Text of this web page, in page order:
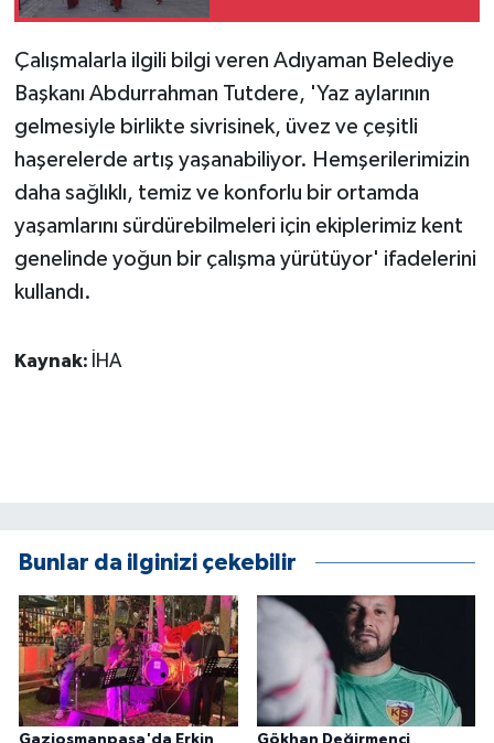
Çalışmalarla ilgili bilgi veren Adıyaman Belediye
Başkanı Abdurrahman Tutdere, 'Yaz aylarının
gelmesiyle birlikte sivrisinek, üvez ve çeşitli
haşerelerde artış yaşanabiliyor. Hemşerilerimizin
daha sağlıklı, temiz ve konforlu bir ortamda
yaşamlarını sürdürebilmeleri için ekiplerimiz kent
genelinde yoğun bir çalışma yürütüyor' ifadelerini
kullandı.
Kaynak: İHA
Bunlar da ilginizi çekebilir
SPOR HABERLERİ
TEKNOLOJİ
ÜLKE GÜNDEMİ